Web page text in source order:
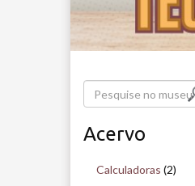
s
Acervo
Calculadoras (2)